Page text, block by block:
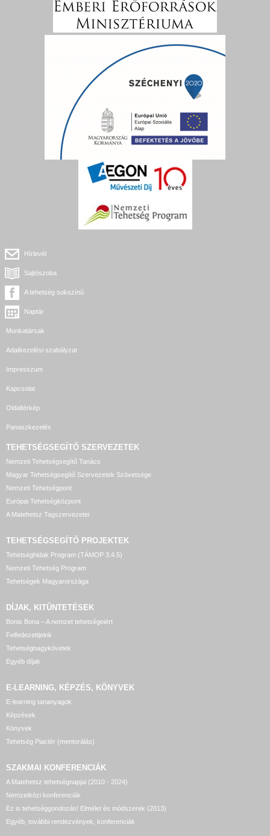
Hírlevél
Sajtószoba
A tehetség sokszínű
Naptár
Munkatársak
Adatkezelési szabályzat
Impresszum
Kapcsolat
Oldaltérkép
Panaszkezelés
TEHETSÉGSEGÍTŐ SZERVEZETEK
Nemzeti Tehetségsegítő Tanács
Magyar Tehetségsegítő Szervezetek Szövetsége
Nemzeti Tehetségpont
Európai Tehetségközpont
A Matehetsz Tagszervezetei
TEHETSÉGSEGÍTŐ PROJEKTEK
Tehetséghidak Program (TÁMOP 3.4.5)
Nemzeti Tehetség Program
Tehetségek Magyarországa
DÍJAK, KITÜNTETÉSEK
Bonis Bona – A nemzet tehetségeiért
Felfedezettjeink
Tehetségnagykövetek
Egyéb díjak
E-LEARNING, KÉPZÉS, KÖNYVEK
E-learning tananyagok
Képzések
Könyvek
Tehetség Piactér (mentorálás)
SZAKMAI KONFERENCIÁK
A Matehetsz tehetségnapjai (2010 - 2024)
Nemzetközi konferenciák
Ez is tehetséggondozás! Elmélet és módszerek (2013)
Egyéb, további rendezvények, konferenciák